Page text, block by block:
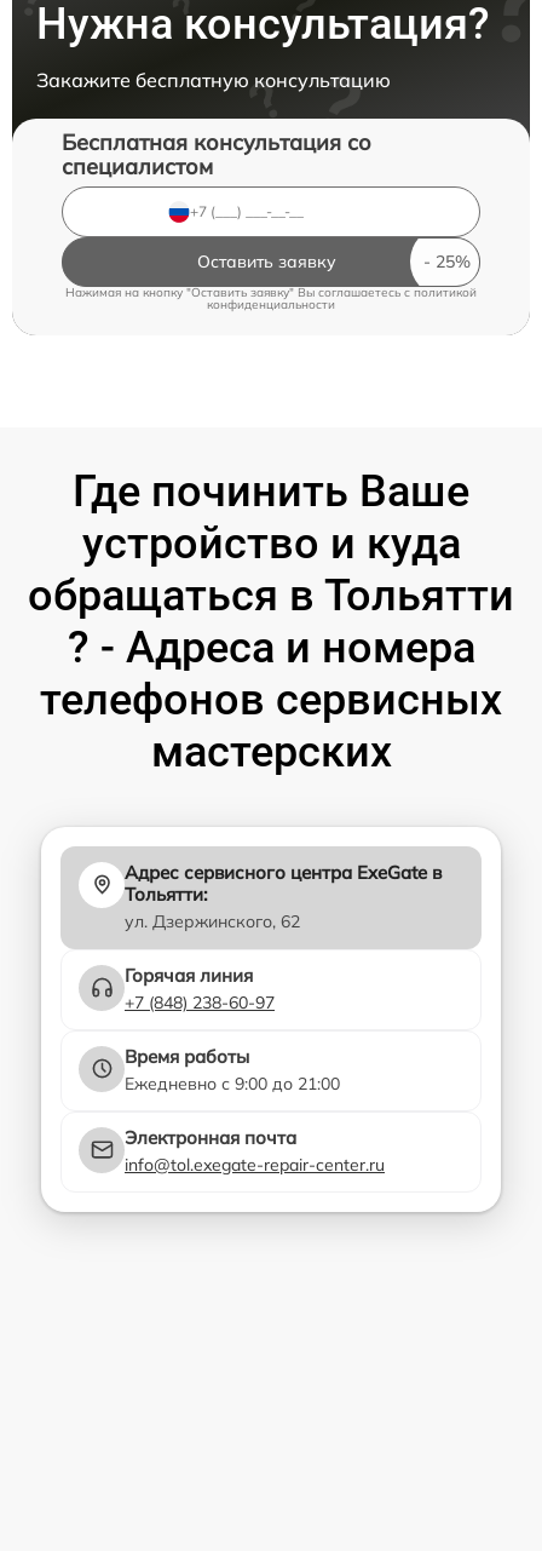
Нужна консультация?
Закажите бесплатную консультацию
Бесплатная консультация со
специалистом
Оставить заявку
Нажимая на кнопку "Оставить заявку" Вы соглашаетесь cполитикой
конфиденциальности
Где починить Ваше
устройство и куда
обращаться в Тольятти
? - Адреса и номера
телефонов сервисных
мастерских
Адрес сервисного центра ExeGate в
Тольятти:
ул. Дзержинского, 62
Горячая линия
+7 (848) 238-60-97
Время работы
Ежедневно с 9:00 до 21:00
Электронная почта
info@tol.exegate-repair-center.ru